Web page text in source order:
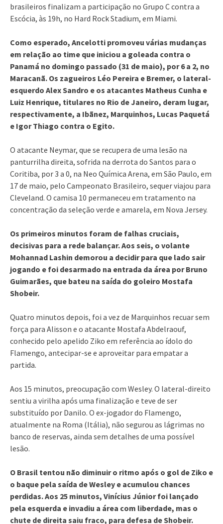
brasileiros finalizam a participação no Grupo C contra a
Escócia, às 19h, no Hard Rock Stadium, em Miami.
Como esperado, Ancelotti promoveu várias mudanças
em relação ao time que iniciou a goleada contra o
Panamá no domingo passado (31 de maio), por 6 a 2, no
Maracanã. Os zagueiros Léo Pereira e Bremer, o lateral-
esquerdo Alex Sandro e os atacantes Matheus Cunha e
Luiz Henrique, titulares no Rio de Janeiro, deram lugar,
respectivamente, a Ibãnez, Marquinhos, Lucas Paquetá
e Igor Thiago contra o Egito.
O atacante Neymar, que se recupera de uma lesão na
panturrilha direita, sofrida na derrota do Santos para o
Coritiba, por 3 a 0, na Neo Química Arena, em São Paulo, em
17 de maio, pelo Campeonato Brasileiro, sequer viajou para
Cleveland. O camisa 10 permaneceu em tratamento na
concentração da seleção verde e amarela, em Nova Jersey.
Os primeiros minutos foram de falhas cruciais,
decisivas para a rede balançar. Aos seis, o volante
Mohannad Lashin demorou a decidir para que lado sair
jogando e foi desarmado na entrada da área por Bruno
Guimarães, que bateu na saída do goleiro Mostafa
Shobeir.
Quatro minutos depois, foi a vez de Marquinhos recuar sem
força para Alisson e o atacante Mostafa Abdelraouf,
conhecido pelo apelido Ziko em referência ao ídolo do
Flamengo, antecipar-se e aproveitar para empatar a
partida.
Aos 15 minutos, preocupação com Wesley. O lateral-direito
sentiu a virilha após uma finalização e teve de ser
substituído por Danilo. O ex-jogador do Flamengo,
atualmente na Roma (Itália), não segurou as lágrimas no
banco de reservas, ainda sem detalhes de uma possível
lesão.
O Brasil tentou não diminuir o ritmo após o gol de Ziko e
o baque pela saída de Wesley e acumulou chances
perdidas. Aos 25 minutos, Vinícius Júnior foi lançado
pela esquerda e invadiu a área com liberdade, mas o
chute de direita saiu fraco, para defesa de Shobeir.